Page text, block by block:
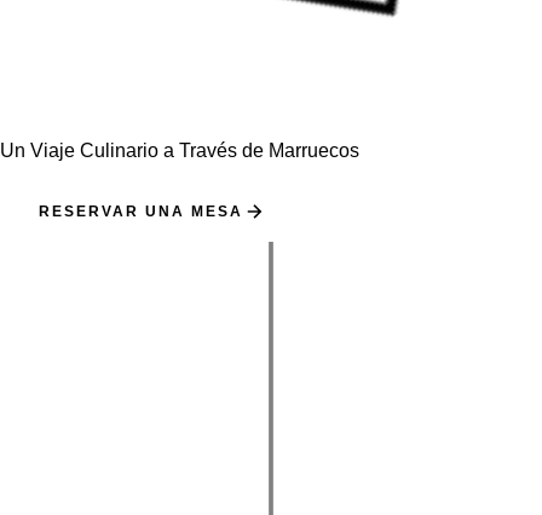
Un Viaje Culinario a Través de Marruecos
RESERVAR UNA MESA